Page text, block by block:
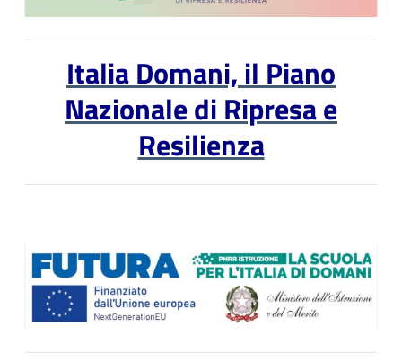
Italia Domani, il Piano
Nazionale di Ripresa e
Resilienza